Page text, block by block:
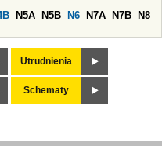
N5A N5B N6 N7A N7B
N8
Utrudnienia
Schematy